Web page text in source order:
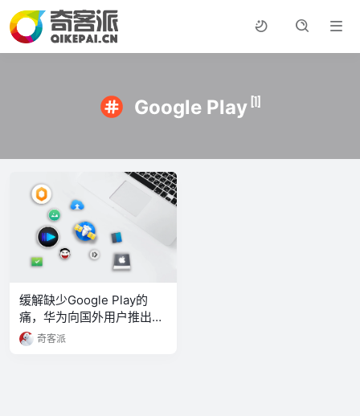
Google Play [1]
缓解缺少Google Play的
痛，华为向国外用户推出新
的APP
奇客派